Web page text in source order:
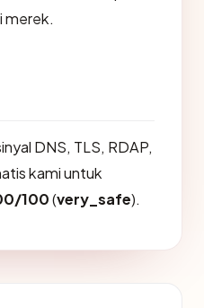
merek.
DNS, TLS, RDAP,
kami untuk
100(very_safe).